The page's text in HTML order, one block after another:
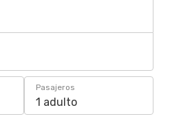
Pasajeros
1 adulto